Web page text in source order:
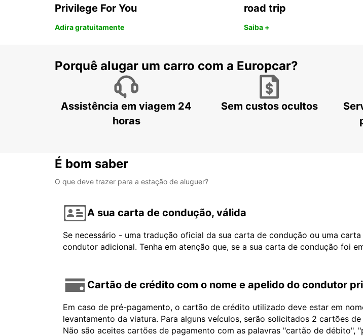
Privilege For You
Adira gratuitamente
road trip
Saiba +
Porquê alugar um carro com a Europcar?
Assistência em viagem 24
horas
Sem custos ocultos
É bom saber
O que deve trazer para a estação de aluguer?
A sua carta de condução, válida
Se necessário - uma tradução oficial da sua carta de condução ou uma
condutor adicional. Tenha em atenção que, se a sua carta de condução foi
Cartão de crédito com o nome e apelido do condutor
Em caso de pré-pagamento, o cartão de crédito utilizado deve estar em
levantamento da viatura. Para alguns veículos, serão solicitados 2 cartões
Não são aceites cartões de pagamento com as palavras "cartão de débito",